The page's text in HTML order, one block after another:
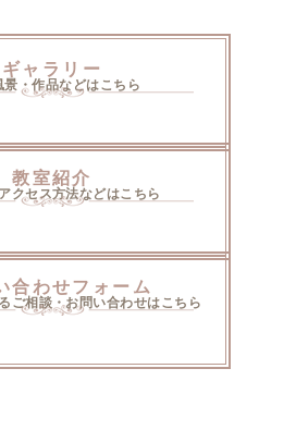
ギャラリー
景・作品などはこちら
教室紹介
クセス方法などはこちら
合わせフォーム
ご相談・お問い合わせはこちら